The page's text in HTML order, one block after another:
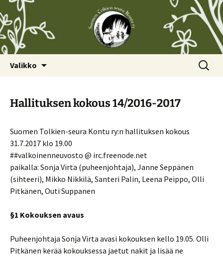
Valikko Haku:
Hallituksen kokous 14/2016-2017
Suomen Tolkien-seura Kontu ry:n hallituksen kokous
31.7.2017 klo 19.00
##valkoinenneuvosto @ irc.freenode.net
paikalla: Sonja Virta (puheenjohtaja), Janne Seppänen
(sihteeri), Mikko Nikkilä, Santeri Palin, Leena Peippo, Olli
Pitkänen, Outi Suppanen
§1 Kokouksen avaus
Puheenjohtaja Sonja Virta avasi kokouksen kello 19.05. Olli
Pitkänen kerää kokouksessa jaetut nakit ja lisää ne